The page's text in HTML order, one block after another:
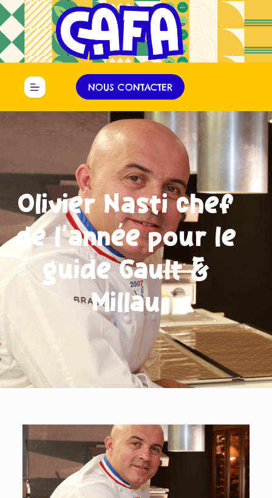
NOUS CONTACTER
Olivier Nasti chef
de l’année pour le
guide Gault &
Millau
Panneau de gestion des cookies